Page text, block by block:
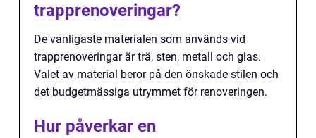
trapprenoveringar?
De vanligaste materialen som används vid
trapprenoveringar är trä, sten, metall och glas.
Valet av material beror på den önskade stilen och
det budgetmässiga utrymmet för renoveringen.
Hur påverkar en